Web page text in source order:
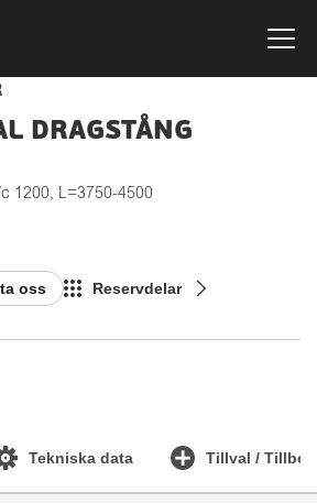
DRAGSTÅNG
1200, L=3750-4500
oss Reservdelar
Tekniska data Tillval /